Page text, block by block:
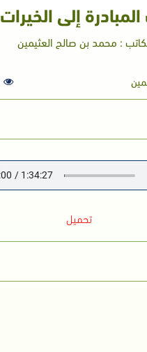
إلى الخيرات
: محمد بن صالح العثيمين
تحميل